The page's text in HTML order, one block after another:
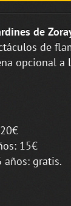
de
de
opcional a
20€
15€
años: gratis.